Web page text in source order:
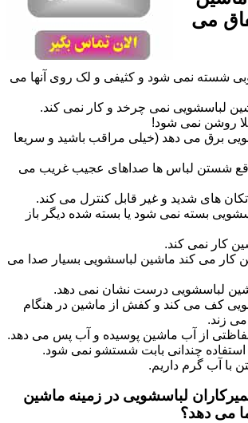
می
شسته نمی شود و کثیفی و لک روی آنها می
لباسشویی نمی چرخد و کار نمی کند.
روشن نمی شود!
برق می دهد (خیلی مراقب باشید و سریعا
شستن لباس ها صداهای عجیب غریب می
های شدید و غیر قابل کنترل می کند.
بسته نمی شود یا بسته شده دیگر باز
کار نمی کند.
می کند ماشین لباسشویی بسیار صدا می
لباسشویی درست نشان نمی دهد.
کف می کند و کفش از ماشین در هنگام
زند.
از آب ماشین پوسیده و آب پس می دهد.
استفاده چندانی بابت شستشو نمی شود.
با آب گرم داریم.
لباسشویی در زمینه ماشین
می دهد؟